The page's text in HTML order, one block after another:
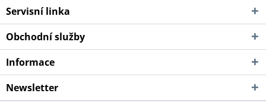
Servisní linka
Obchodní služby
Informace
Newsletter